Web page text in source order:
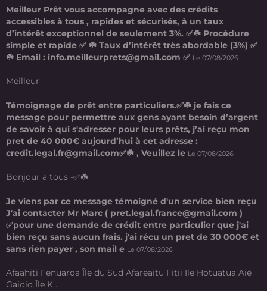
Meilleur Prêt vous accompagne avec des crédits
accessibles à tous , rapides et sécurisés, à un taux
d’intérêt exceptionnel de seulement 3%. ✅☘️ Procédure
simple et rapide ✅ ☘️ Taux d’intérêt très abordable (3%) ✅
☘️ Email : info.meilleurprets@gmail.com ✅ Le 07/08/2026
Meilleur
Témoignage de prêt entre particuliers.✅☘️ je fais ce
message pour permettre aux gens ayant besoin d’argent
de savoir à qui s'adresser pour leurs prêts, j’ai reçu mon
pret de 40 000€ aujourd’hui à cet adresse :
credit.legal.fr@gmail.com✅☘️ , Veuillez le Le 07/08/2026
Bonjour a tous -✅☘️
Je viens par ce message témoigné d'un service bien reçu
J'ai contacter Mr Marc ( pret.legal.france@gmail.com )
✅pour une demande de crédit entre particulier que j'ai
bien reçu sans aucun frais. j'ai récu un pret de 30 000€ et
sans rien payer , son mail e Le 07/08/2026
Afaahiti Fenuaroa Île du Sud Afareaitu Fitii Ile Hotuatua Aié
Gaioio Île K ...